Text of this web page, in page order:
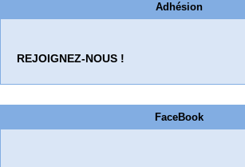
Adhésion
REJOIGNEZ-NOUS !
FaceBook